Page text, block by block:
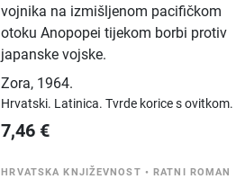
vojnika na izmišljenom pacifičkom
otoku Anopopei tijekom borbi protiv
japanske vojske.
Zora, 1964.
Hrvatski. Latinica.Tvrde korice s ovitkom.
7,46 €
HRVATSKA KNJIŽEVNOST • RATNI ROMAN